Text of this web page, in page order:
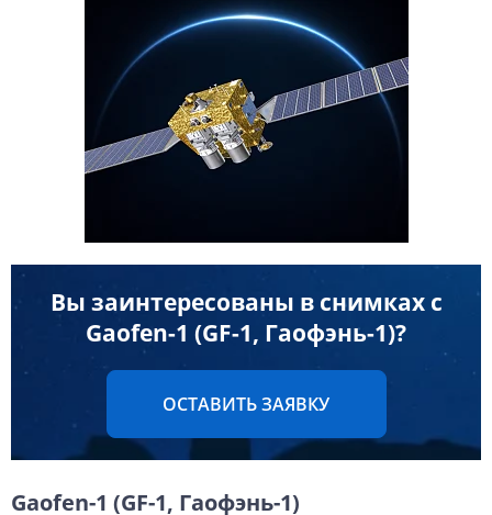
Вы заинтересованы в снимках с
Gaofen-1 (GF-1, Гаофэнь-1)?
ОСТАВИТЬ ЗАЯВКУ
Gaofen-1 (GF-1, Гаофэнь-1)
Данные с российских спутников
Топографические, тематические и специальные карты
Банковское дело и Страхование
Оборона и Геопространственная разведка
Судебная экспертиза